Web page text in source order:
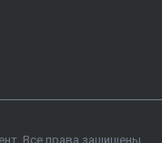
Все права защищены